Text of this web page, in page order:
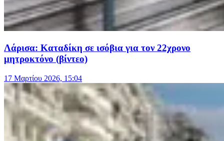
Λάρισα: Καταδίκη σε ισόβια για τον 22χρονο
μητροκτόνο (βίντεο)
17 Μαρτίου 2026, 15:04